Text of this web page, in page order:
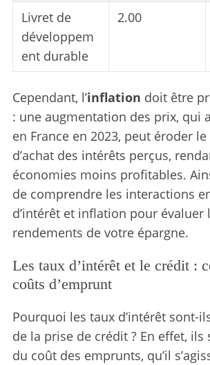
Livret de
développem
ent durable
2.00
Cependant, l’inflation doit être
: une augmentation des prix, qui
en France en 2023, peut éroder
d’achat des intérêts perçus,
économies moins profitables.
de comprendre les interactions
d’intérêt et inflation pour évaluer
rendements de votre épargne.
Les taux d’intérêt et le crédit :
coûts d’emprunt
Pourquoi les taux d’intérêt sont-
de la prise de crédit ? En effet,
du coût des emprunts, qu’il